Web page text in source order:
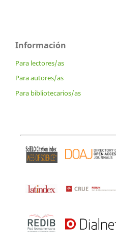
Información
Para lectores/as
Para autores/as
Para bibliotecarios/as